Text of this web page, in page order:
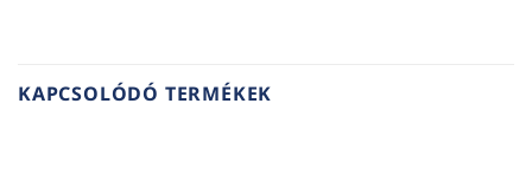
KAPCSOLÓDÓ TERMÉKEK